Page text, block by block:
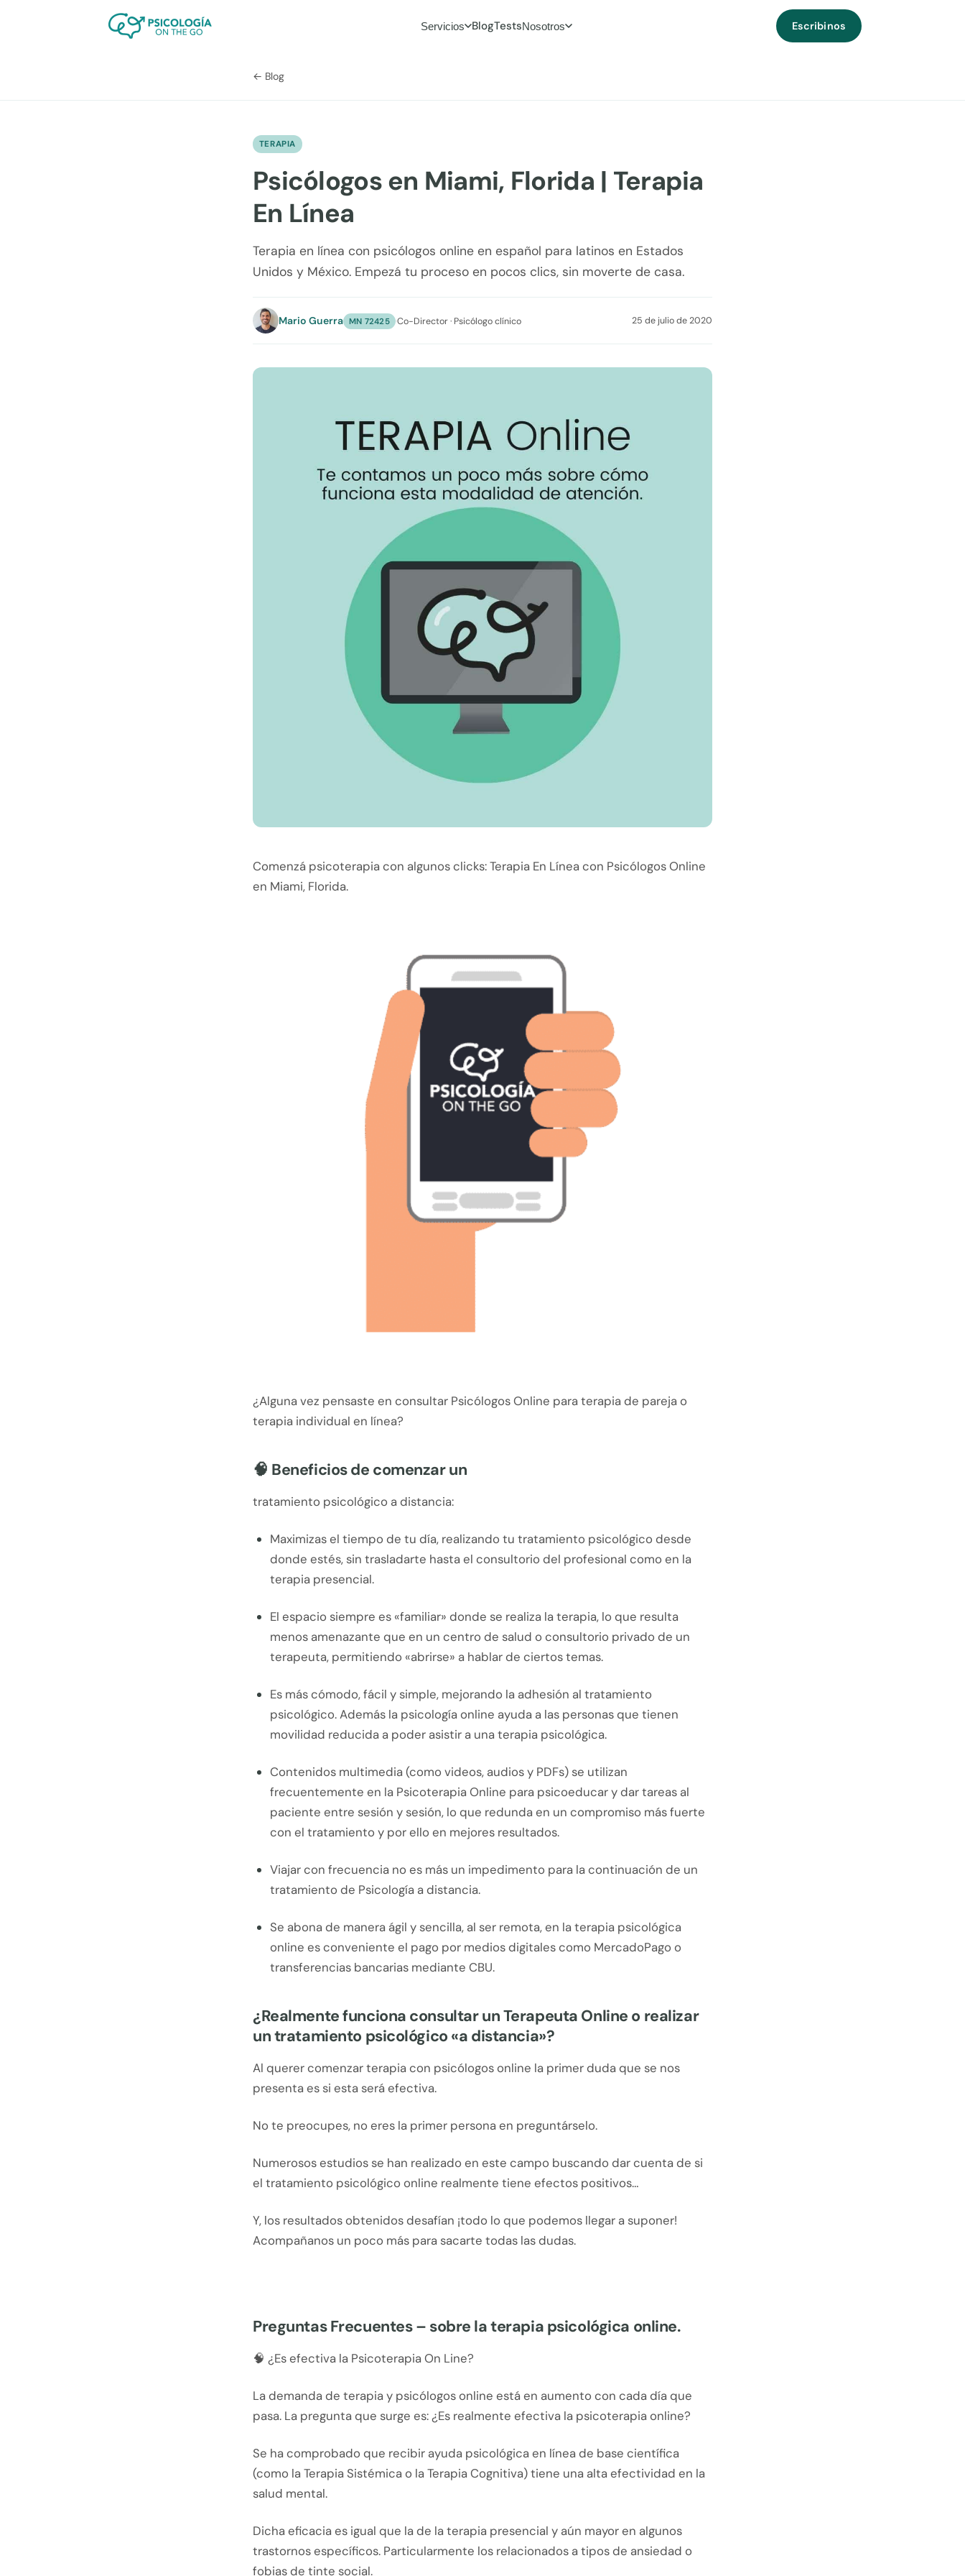
Servicios BlogTestsNosotros Escribinos
← Blog
TERAPIA
Psicólogos en Miami, Florida | Terapia
En Línea
Terapia en línea con psicólogos online en español para latinos en Estados
Unidos y México. Empezá tu proceso en pocos clics, sin moverte de casa.
Mario Guerra MN 72425 ·Co-Director · Psicólogo clínico 25 de julio de 2020
Comenzá psicoterapia con algunos clicks: Terapia En Línea con Psicólogos Online
en Miami, Florida.
¿Alguna vez pensaste en consultar Psicólogos Online para terapia de pareja o
terapia individual en línea?
🧠 Beneficios de comenzar un
tratamiento psicológico a distancia:
Maximizas el tiempo de tu día, realizando tu tratamiento psicológico desde
donde estés, sin trasladarte hasta el consultorio del profesional como en la
terapia presencial.
El espacio siempre es «familiar» donde se realiza la terapia, lo que resulta
menos amenazante que en un centro de salud o consultorio privado de un
terapeuta, permitiendo «abrirse» a hablar de ciertos temas.
Es más cómodo, fácil y simple, mejorando la adhesión al tratamiento
psicológico. Además la psicología online ayuda a las personas que tienen
movilidad reducida a poder asistir a una terapia psicológica.
Contenidos multimedia (como videos, audios y PDFs) se utilizan
frecuentemente en la Psicoterapia Online para psicoeducar y dar tareas al
paciente entre sesión y sesión, lo que redunda en un compromiso más fuerte
con el tratamiento y por ello en mejores resultados.
Viajar con frecuencia no es más un impedimento para la continuación de un
tratamiento de Psicología a distancia.
Se abona de manera ágil y sencilla, al ser remota, en la terapia psicológica
online es conveniente el pago por medios digitales como MercadoPago o
transferencias bancarias mediante CBU.
¿Realmente funciona consultar un Terapeuta Online o realizar
un tratamiento psicológico «a distancia»?
Al querer comenzar terapia con psicólogos online la primer duda que se nos
presenta es si esta será efectiva.
No te preocupes, no eres la primer persona en preguntárselo.
Numerosos estudios se han realizado en este campo buscando dar cuenta de si
el tratamiento psicológico online realmente tiene efectos positivos…
Y, los resultados obtenidos desafían ¡todo lo que podemos llegar a suponer!
Acompañanos un poco más para sacarte todas las dudas.
Preguntas Frecuentes – sobre la terapia psicológica online.
🧠 ¿Es efectiva la Psicoterapia On Line?
La demanda de terapia y psicólogos online está en aumento con cada día que
pasa. La pregunta que surge es: ¿Es realmente efectiva la psicoterapia online?
Se ha comprobado que recibir ayuda psicológica en línea de base científica
(como la Terapia Sistémica o la Terapia Cognitiva) tiene una alta efectividad en la
salud mental.
Dicha eficacia es igual que la de la terapia presencial y aún mayor en algunos
trastornos específicos. Particularmente los relacionados a tipos de ansiedad o
fobias de tinte social.